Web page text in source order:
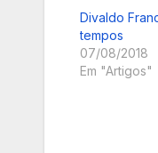
Divaldo
tempos
07/08/2018
Em "Artigos"